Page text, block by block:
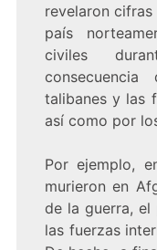
revelaron
país
civiles
talibanes y las
así como por
Por ejemplo,
murieron en
de la guerra, el
las fuerzas